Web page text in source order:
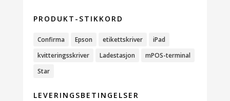
PRODUKT-STIKKORD
Confirma Epson etikettskriver
iPad
kvitteringsskriver
Ladestasjon
mPOS-terminal
Star
LEVERINGSBETINGELSER